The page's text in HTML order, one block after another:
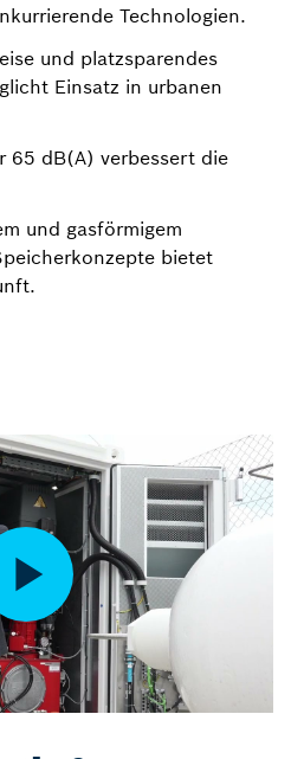
Technologien.
und platzsparendes
Einsatz in urbanen
65 dB(A) verbessert die
und gasförmigem
bietet